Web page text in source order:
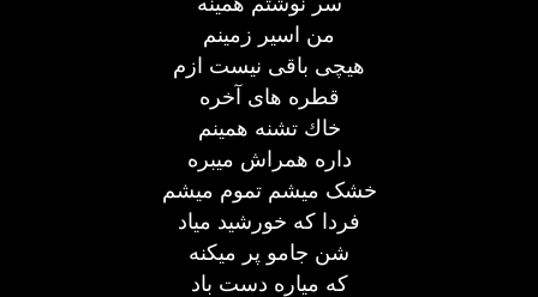
من اسیر زمینم
هیچی باقی نیست ازم
قطره های آخره
خاك تشنه همینم
داره همراش میبره
خشک میشم تموم میشم
فردا که خورشید میاد
شن جامو پر میکنه
که میاره دست باد